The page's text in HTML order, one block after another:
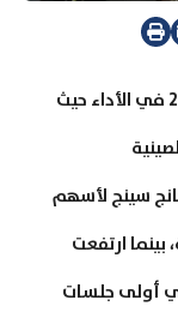
تباينت تداولات الأسهم الآسيوية 18-10-2021 في الأداء حيث
سينج لأسهم
ارتفعت
في أولى جلسات